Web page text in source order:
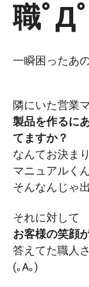
職ﾟДﾟ
一瞬困ったあ
隣にいた営業
製品を作るに
てますか？
なんてお決ま
マニュアルく
そんなんじゃ
それに対して
お客様の笑顔
答えてた職人
(｡A｡)